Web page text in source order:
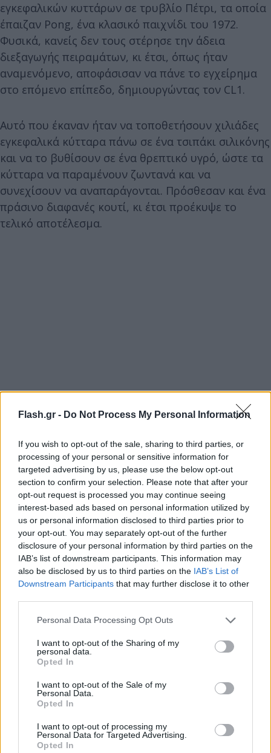
Flash.gr - Do Not Process My Personal Information
If you wish to opt-out of the sale, sharing to third parties, or
processing of your personal or sensitive information for
targeted advertising by us, please use the below opt-out
section to confirm your selection. Please note that after your
opt-out request is processed you may continue seeing
interest-based ads based on personal information utilized by
us or personal information disclosed to third parties prior to
your opt-out. You may separately opt-out of the further
disclosure of your personal information by third parties on the
IAB’s list of downstream participants. This information may
also be disclosed by us to third parties on the IAB’s List of
Downstream Participants that may further disclose it to other
Please note that this website/app uses one or more Google
not limited to your visit or usage behaviour. You may click to
grant or deny consent to Google and its third-party tags to
use your data for below specified purposes in below Google
consent section.
Personal Data Processing Opt Outs
I want to opt-out of the Sharing of my
personal data.
Opted In
I want to opt-out of the Sale of my
Personal Data.
Opted In
I want to opt-out of processing my
Personal Data for Targeted Advertising.
Opted In
εγκεφαλικών κυττάρων σε τρυβλίο Πέτρι, τα οποία
έπαιζαν Pong, ένα κλασικό παιχνίδι του 1972.
Φυσικά, κανείς δεν τους στέρησε την άδεια
διεξαγωγής πειραμάτων, κι έτσι, όπως ήταν
αναμενόμενο, αποφάσισαν να πάνε το εγχείρημα
στο επόμενο επίπεδο, δημιουργώντας τον CL1.
Αυτό που έκαναν ήταν να τοποθετήσουν χιλιάδες
εγκεφαλικά κύτταρα πάνω σε ένα τσιπάκι σιλικόνης
και να το βυθίσουν σε ένα θρεπτικό υγρό, ώστε τα
κύτταρα να παραμένουν ζωντανά και να
συνεχίσουν να αναπαράγονται. Πρόσθεσαν και ένα
πράσινο διαφανές κουτί, κι έτσι προέκυψε το
τελικό αποτέλεσμα.
Και τι κάνει ο CL1;
Πρακτικά, ο υπολογιστής δεν κάνει τίποτα χρήσιμο.
Είναι απλώς η πρώτη συσκευή που συνδυάζει
βιολογικά κύτταρα με ένα τσιπ σιλικόνης. Η
χρησιμοποιηθεί για τη μοντελοποίηση ασθενειών